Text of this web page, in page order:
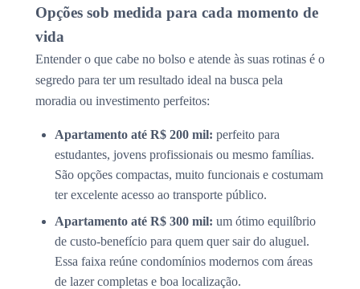
Opções sob medida para cada momento de
vida
Entender o que cabe no bolso e atende às suas rotinas é o
segredo para ter um resultado ideal na busca pela
moradia ou investimento perfeitos:
Apartamento até R$ 200 mil: perfeito para
estudantes, jovens profissionais ou mesmo famílias.
São opções compactas, muito funcionais e costumam
ter excelente acesso ao transporte público.
Apartamento até R$ 300 mil: um ótimo equilíbrio
de custo-benefício para quem quer sair do aluguel.
Essa faixa reúne condomínios modernos com áreas
de lazer completas e boa localização.